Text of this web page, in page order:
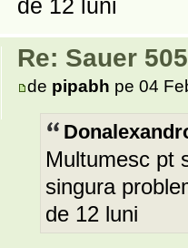
de 12 luni
Re: Sauer
de pipabh pe 04
Multumesc pt
singura
de 12 luni